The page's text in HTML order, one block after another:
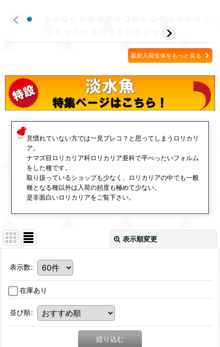
最新入荷生体をもっと見る
見慣れていない方では一見プレコ？と思ってしまうロリカリ
ア。
ナマズ目ロリカリア科ロリカリア亜科で平べったいフォルム
をした種です。
取り扱っているショップも少なく、ロリカリアの中でも一般
種となる種以外は入荷の頻度も極めて少ない。
是非面白いロリカリアをご覧下さい。
表示順変更
表示数:
在庫あり
並び順:
絞り込む